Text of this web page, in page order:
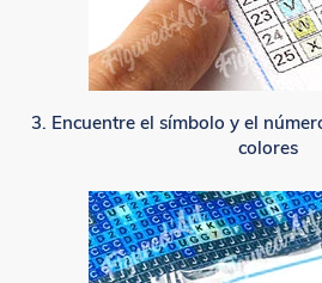
3. Encuentre el símbolo y el
colores